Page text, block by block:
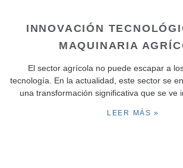
INNOVACIÓN
MAQUINARIA
El sector agrícola no puede escapar a
tecnología. En la actualidad, este sector se
una transformación significativa que se ve
LEER MÁS »